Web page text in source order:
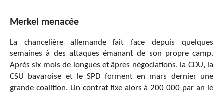
Merkel menacée
La chancelière allemande fait face depuis quelques
semaines à des attaques émanant de son propre camp.
Après six mois de longues et âpres négociations, la CDU, la
CSU bavaroise et le SPD forment en mars dernier une
grande coalition. Un contrat fixe alors à 200 000 par an le